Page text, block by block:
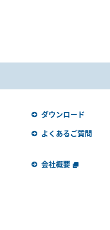
ダウンロード
よくあるご質問
会社概要